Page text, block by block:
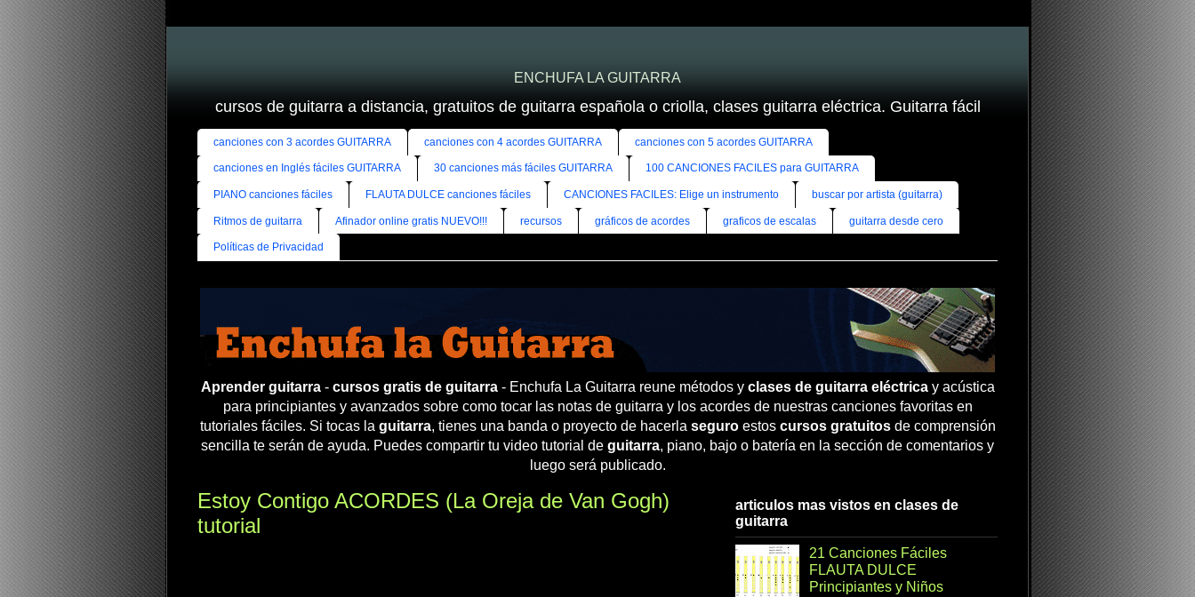
ENCHUFA LA GUITARRA
cursos de guitarra a distancia, gratuitos de guitarra española o criolla, clases guitarra eléctrica. Guitarra fácil
canciones con 3 acordes GUITARRA canciones con 4 acordes GUITARRA canciones con 5 acordes GUITARRA
canciones en Inglés fáciles GUITARRA 30 canciones más fáciles GUITARRA 100 CANCIONES FACILES para GUITARRA
PIANO canciones fáciles FLAUTA DULCE canciones fáciles CANCIONES FACILES: Elige un instrumento buscar por artista (guitarra)
Ritmos de guitarra Afinador online gratis NUEVO!!! recursos gráficos de acordes graficos de escalas guitarra desde cero
Políticas de Privacidad
Aprender guitarra- cursos gratis de guitarra- Enchufa La Guitarra reune métodos y clases de guitarra eléctricay acústica
para principiantes y avanzados sobre como tocar las notas de guitarra y los acordes de nuestras canciones favoritas en
tutoriales fáciles. Si tocas la guitarra, tienes una banda o proyecto de hacerla seguroestos cursos gratuitosde comprensión
sencilla te serán de ayuda. Puedes compartir tu video tutorial de guitarra, piano, bajo o batería en la sección de comentarios y
luego será publicado.
Estoy Contigo ACORDES (La Oreja de Van Gogh)
tutorial
articulos mas vistos en clases de
guitarra
21 Canciones Fáciles
FLAUTA DULCE
Principiantes y Niños